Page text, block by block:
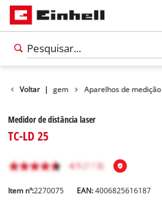
Voltar |
Bricolagem Aparelhos de medição
Medidor de distância laser
TC-LD 25
Item nº:2270075 EAN:4006825616187